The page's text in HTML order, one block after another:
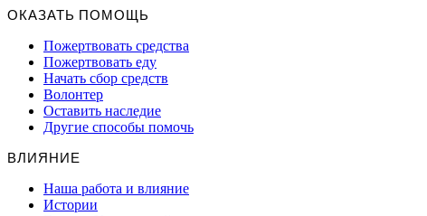
ОКАЗАТЬ ПОМОЩЬ
Пожертвовать средства
Пожертвовать еду
Начать сбор средств
Волонтер
Оставить наследие
Другие способы помочь
ВЛИЯНИЕ
Наша работа и влияние
Истории